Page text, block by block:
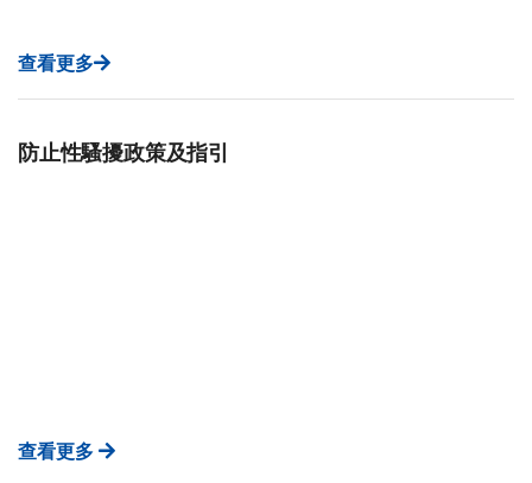
查看更多
防止性騷擾政策及指引
查看更多